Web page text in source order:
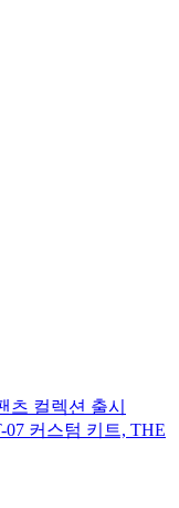
츠 컬렉션 출시
커스텀 키트, THE